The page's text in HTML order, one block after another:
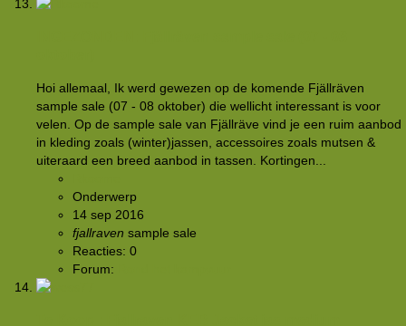
Hoi allemaal, Ik werd gewezen op de komende Fjällräven
sample sale (07 - 08 oktober) die wellicht interessant is voor
velen. Op de sample sale van Fjällräve vind je een ruim aanbod
in kleding zoals (winter)jassen, accessoires zoals mutsen &
uiteraard een breed aanbod in tassen. Kortingen...
Onderwerp
14 sep 2016
fjallraven sample sale
Reacties: 0
Forum: